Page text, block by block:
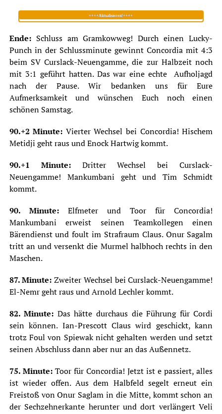
++++Aktualisieren!++++
Ende: Schluss am Gramkowweg! Durch einen Lucky-
Punch in der Schlussminute gewinnt Concordia mit 4:3
beim SV Curslack-Neuengamme, die zur Halbzeit noch
mit 3:1 geführt hatten. Das war eine echte Aufholjagd
nach der Pause. Wir bedanken uns für Eure
Aufmerksamkeit und wünschen Euch noch einen
schönen Samstag.
90.+2 Minute: Vierter Wechsel bei Concordia! Hischem
Metidji geht raus und Enock Hartwig kommt.
90.+1 Minute: Dritter Wechsel bei Curslack-
Neuengamme! Mankumbani geht und Tim Schmidt
kommt.
90. Minute: Elfmeter und Toor für Concordia!
Mankumbani erweist seinen Teamkollegen einen
Bärendienst und foult im Strafraum Claus. Onur Sagalm
tritt an und versenkt die Murmel halbhoch rechts in den
Maschen.
87. Minute:Zweiter Wechsel bei Curslack-Neuengamme!
El-Nemr geht raus und Arnold Lechler kommt.
82. Minute: Das hätte durchaus die Führung für Cordi
sein können. Ian-Prescott Claus wird geschickt, kann
trotz Foul von Spiewak nicht gehalten werden und setzt
seinen Abschluss dann aber nur an das Außennetz.
75. Minute: Toor für Concordia! Jetzt ist e passiert, alles
ist wieder offen. Aus dem Halbfeld segelt erneut ein
Freistoß von Onur Saglam in die Mitte, kommt schon an
der Sechzehnerkante herunter und dort verlängert Veli